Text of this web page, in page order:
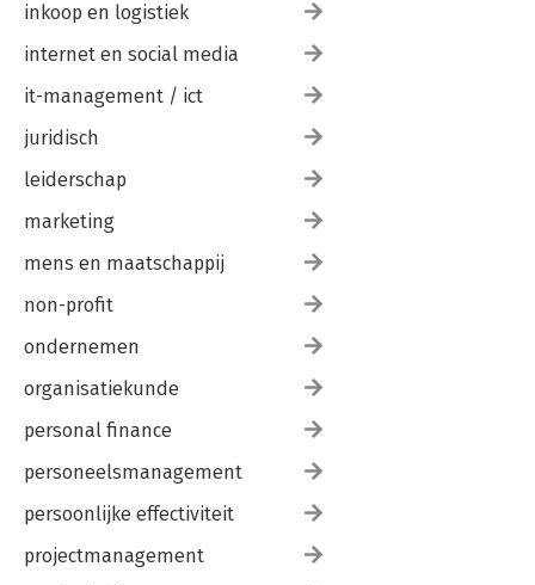
inkoop en logistiek
internet en social media
it-management / ict
juridisch
leiderschap
marketing
mens en maatschappij
non-profit
ondernemen
organisatiekunde
personal finance
personeelsmanagement
persoonlijke effectiviteit
projectmanagement